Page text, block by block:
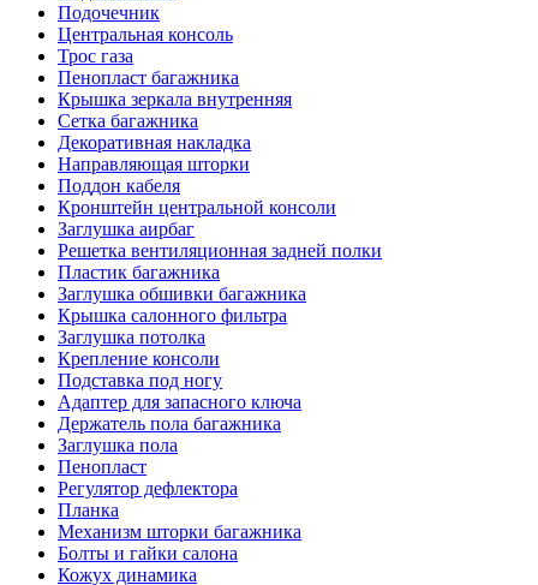
Подочечник
Центральная консоль
Трос газа
Пенопласт багажника
Крышка зеркала внутренняя
Сетка багажника
Декоративная накладка
Направляющая шторки
Поддон кабеля
Кронштейн центральной консоли
Заглушка аирбаг
Решетка вентиляционная задней полки
Пластик багажника
Заглушка обшивки багажника
Крышка салонного фильтра
Заглушка потолка
Крепление консоли
Подставка под ногу
Адаптер для запасного ключа
Держатель пола багажника
Заглушка пола
Пенопласт
Регулятор дефлектора
Планка
Механизм шторки багажника
Болты и гайки салона
Кожух динамика